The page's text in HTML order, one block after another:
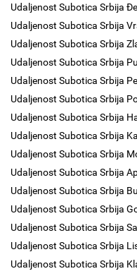
Udaljenost Subotica Srbija
Udaljenost Subotica Srbija
Udaljenost Subotica Srbija
Udaljenost Subotica Srbija
Udaljenost Subotica Srbija
Udaljenost Subotica Srbija
Udaljenost Subotica Srbija
Udaljenost Subotica Srbija
Udaljenost Subotica Srbija
Udaljenost Subotica Srbija
Udaljenost Subotica Srbija
Udaljenost Subotica Srbija
Udaljenost Subotica Srbija
Udaljenost Subotica Srbija
Udaljenost Subotica Srbija